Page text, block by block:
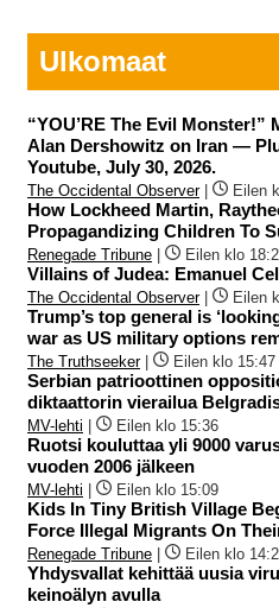
Ulkomaat
“YOU’RE The Evil Monster!”
Alan Dershowitz on Iran —
Youtube, July 30, 2026.
The Occidental Observer| Eilen
How Lockheed Martin,
Propagandizing Children To
Renegade Tribune Eilen klo
Villains of Judea: Emanuel
The Occidental Observer| Eilen
Trump’s top general is
war as US military options
The Truthseeker| Eilen klo 15:47
Serbian patrioottinen
diktaattorin vierailua
MV-lehti Eilen klo 15:36
Ruotsi kouluttaa yli 9000
vuoden 2006 jälkeen
MV-lehti Eilen klo 15:09
Kids In Tiny British Village
Force Illegal Migrants On
Renegade Tribune Eilen klo
Yhdysvallat kehittää uusia
keinoälyn avulla